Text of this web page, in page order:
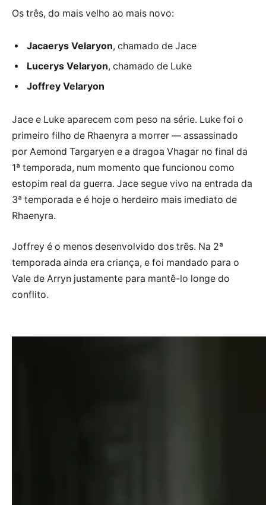
Os três, do mais velho ao mais novo:
Jacaerys Velaryon, chamado de Jace
Lucerys Velaryon, chamado de Luke
Joffrey Velaryon
Jace e Luke aparecem com peso na série. Luke foi o
primeiro filho de Rhaenyra a morrer — assassinado
por Aemond Targaryen e a dragoa Vhagar no final da
1ª temporada, num momento que funcionou como
estopim real da guerra. Jace segue vivo na entrada da
3ª temporada e é hoje o herdeiro mais imediato de
Rhaenyra.
Joffrey é o menos desenvolvido dos três. Na 2ª
temporada ainda era criança, e foi mandado para o
Vale de Arryn justamente para mantê-lo longe do
conflito.